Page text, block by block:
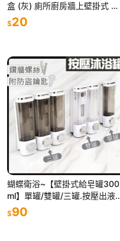
盒 (灰) 廁所廚房牆上壁掛式 餐
巾 紙 捲紙巾盒 衛生紙盒
$20
蝴蝶衛浴~【壁掛式給皂罐300
ml】單罐/雙罐/三罐.按壓出液.
洗手乳/洗髮精/沐浴乳適用.皂液
器.沐浴罐
$90